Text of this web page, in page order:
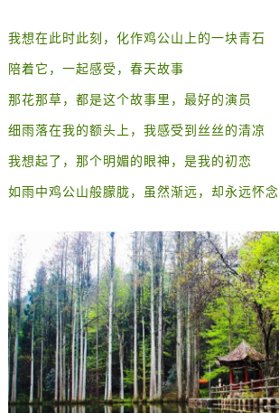
我想在此时此刻，化作鸡公山上的一块青石
陪着它，一起感受，春天故事
那花那草，都是这个故事里，最好的演员
细雨落在我的额头上，我感受到丝丝的清凉
我想起了，那个明媚的眼神，是我的初恋
如雨中鸡公山般朦胧，虽然渐远，却永远怀念